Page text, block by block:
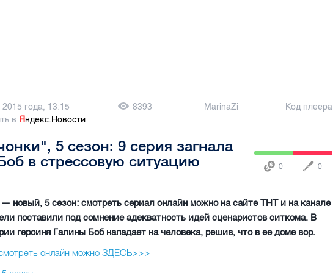
года, 13:15 8393 MarinaZi
Код плеера
вЯндекс.Новости
5 сезон: 9 серия загнала
в стрессовую ситуацию
0 0
новый, 5 сезон: смотреть сериал онлайн можно на сайте ТНТ и на канале
поставили под сомнение адекватность идей сценаристов ситкома. В
героиня Галины Боб нападает на человека, решив, что в ее доме вор.
онлайн можно ЗДЕСЬ>>>